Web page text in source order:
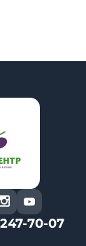
70-07